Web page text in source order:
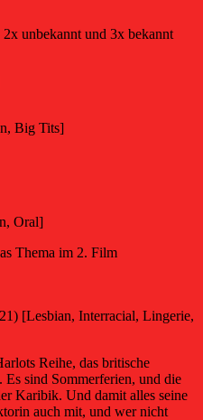
unbekannt und 3x bekannt
Big Tits]
Oral]
Thema im 2. Film
[Lesbian, Interracial, Lingerie,
Reihe, das britische
Es sind Sommerferien, und die
Karibik. Und damit alles seine
auch mit, und wer nicht